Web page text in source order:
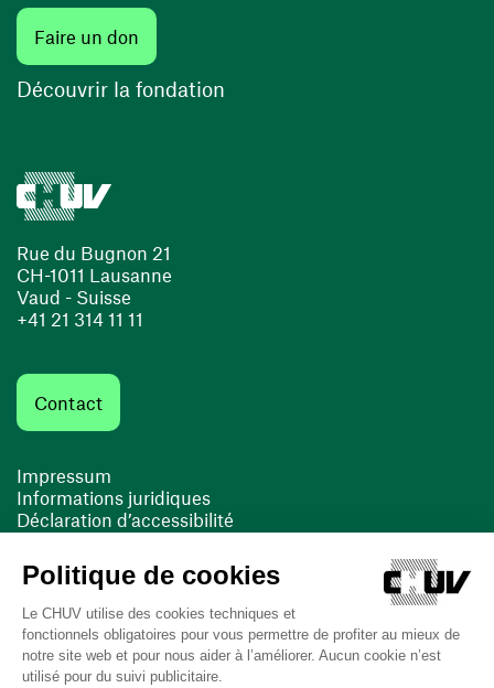
Rue du Bugnon 21
CH-1011 Lausanne
Vaud - Suisse
+41 21 314 11 11
Contact
Impressum
Informations juridiques
Déclaration d’accessibilité
Cookies
(ouvre une nouvelle fenêtre)
Faire un don
Découvrir la fondation